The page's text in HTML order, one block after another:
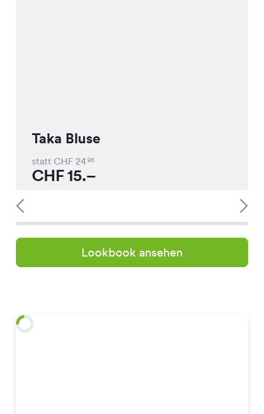
Taka Bluse
statt CHF 2495
CHF15.–
Lookbook ansehen